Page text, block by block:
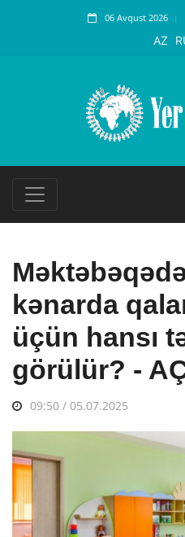
06 Avqust 2026
AZ
kənarda
üçün hansı
görülür? -
09:50 / 05.07.2025